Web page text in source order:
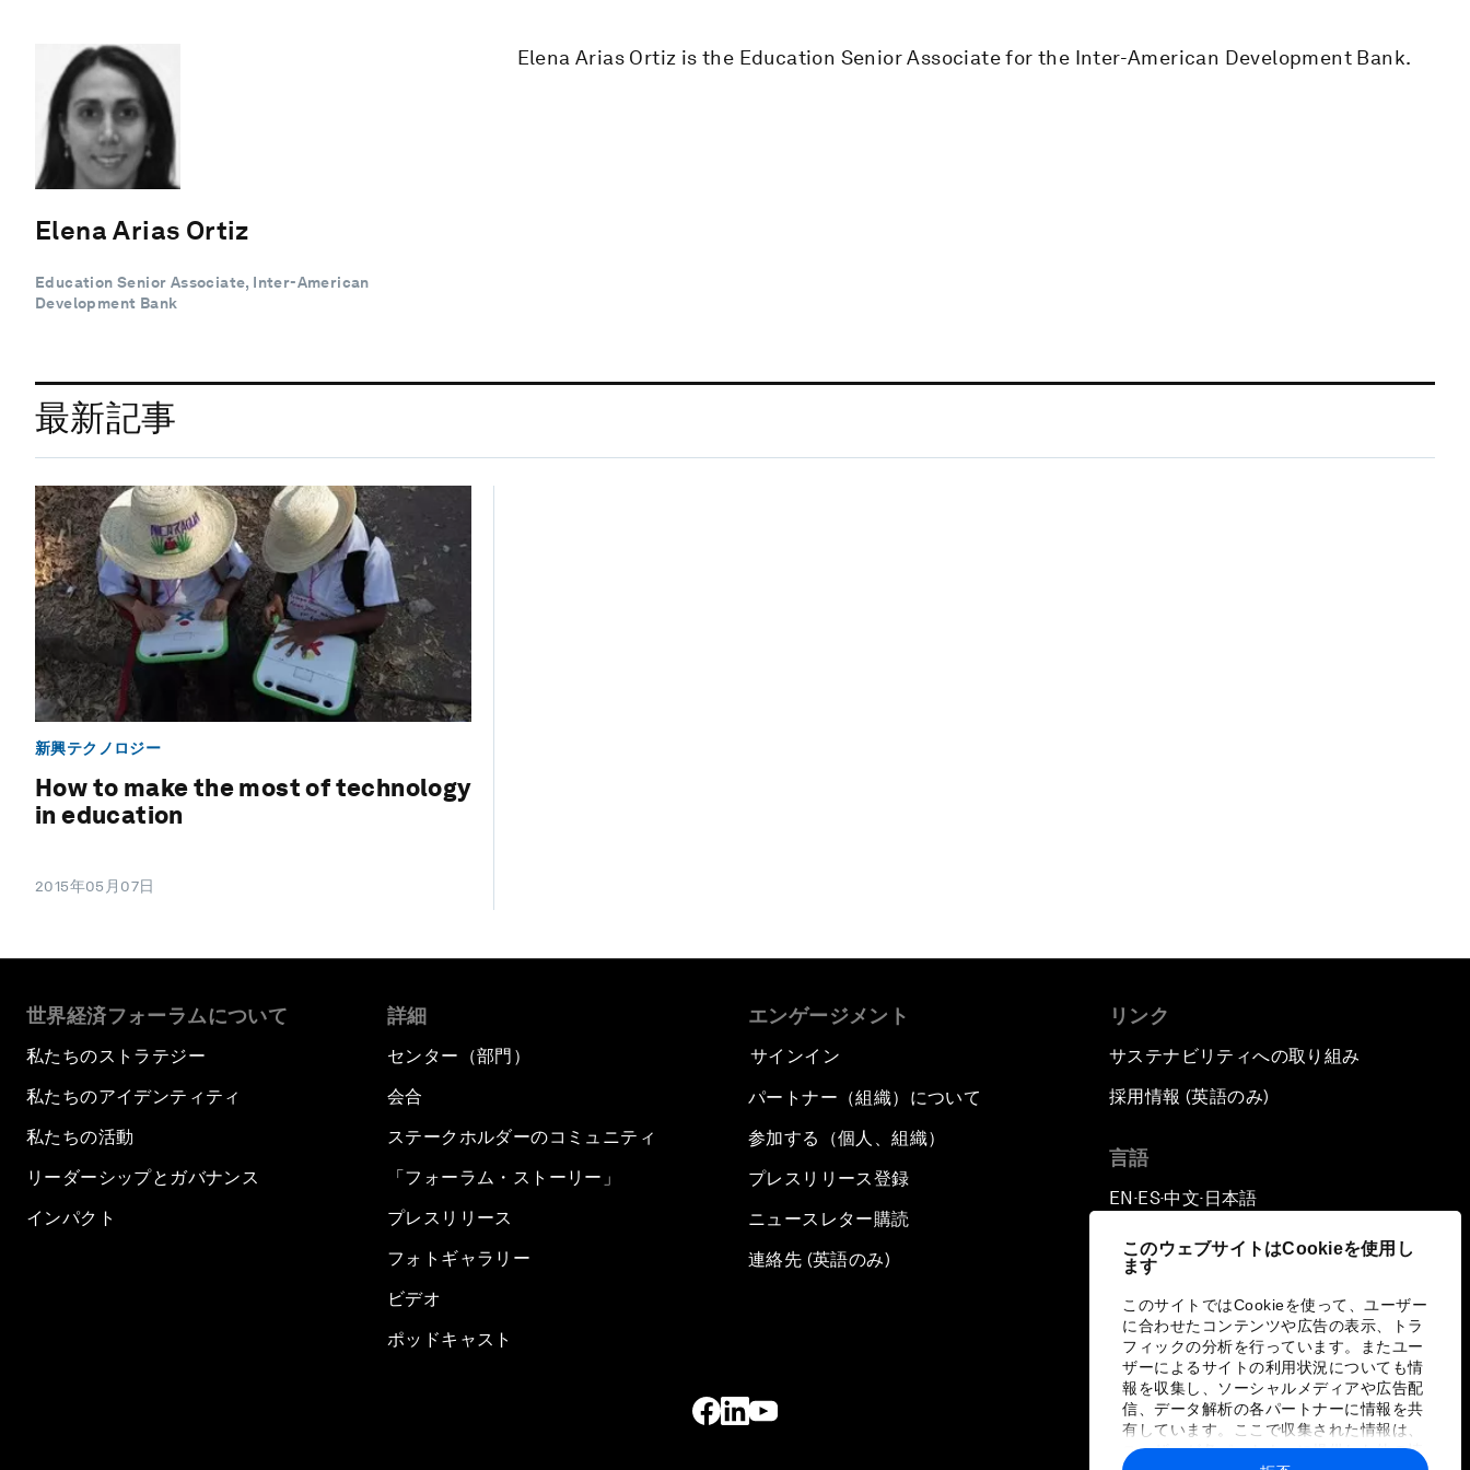
このウェブサイトはCookieを使用し
ます
このサイトではCookieを使って、ユーザー
に合わせたコンテンツや広告の表示、トラ
フィックの分析を行っています。またユー
ザーによるサイトの利用状況についても情
報を収集し、ソーシャルメディアや広告配
信、データ解析の各パートナーに情報を共
有しています。ここで収集された情報は、
ユーザーが各パートナーに提供した他の情
Elena Arias Ortiz
Education Senior Associate, Inter-American
Development Bank
Elena Arias Ortiz is the Education Senior Associate for the Inter-American Development Bank.
最新記事
新興テクノロジー
How to make the most of technology
in education
2015年05月07日
世界経済フォーラムについて
私たちのストラテジー
私たちのアイデンティティ
私たちの活動
リーダーシップとガバナンス
インパクト
詳細
センター（部門）
会合
ステークホルダーのコミュニティ
「フォーラム・ストーリー」
プレスリリース
フォトギャラリー
ビデオ
ポッドキャスト
エンゲージメント
サインイン
パートナー（組織）について
参加する（個人、組織）
プレスリリース登録
ニュースレター購読
連絡先 (英語のみ)
リンク
サステナビリティへの取り組み
採用情報 (英語のみ)
言語
EN ▪ ES▪中文▪ 日本語